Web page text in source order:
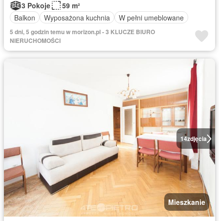
3 Pokoje
59 m²
Balkon
Wyposażona kuchnia W pełni umeblowane
5 dni, 5 godzin temu w morizon.pl - 3 KLUCZE BIURO
NIERUCHOMOŚCI
14zdjęcia
Mieszkanie